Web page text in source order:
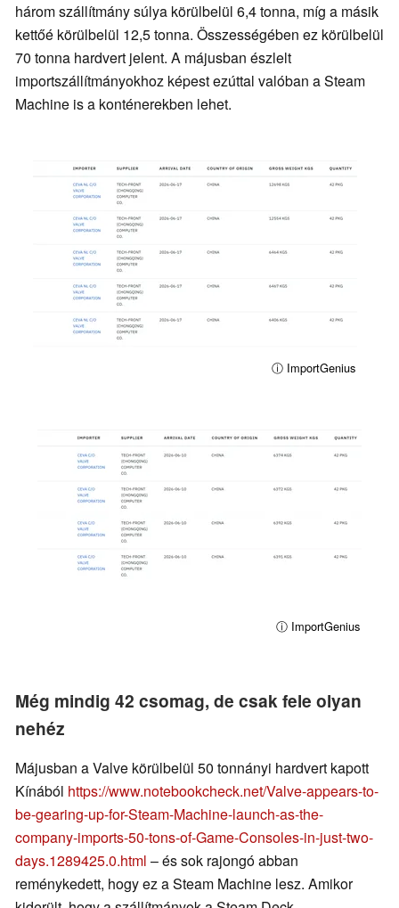
három szállítmány súlya körülbelül 6,4 tonna, míg a másik
kettőé körülbelül 12,5 tonna. Összességében ez körülbelül
70 tonna hardvert jelent. A májusban észlelt
importszállítmányokhoz képest ezúttal valóban a Steam
Machine is a konténerekben lehet.
ⓘ ImportGenius
ⓘ ImportGenius
Még mindig 42 csomag, de csak fele olyan
nehéz
Májusban a Valve körülbelül 50 tonnányi hardvert kapott
Kínából https://www.notebookcheck.net/Valve-appears-to-
be-gearing-up-for-Steam-Machine-launch-as-the-
company-imports-50-tons-of-Game-Consoles-in-just-two-
days.1289425.0.html – és sok rajongó abban
reménykedett, hogy ez a Steam Machine lesz. Amikor